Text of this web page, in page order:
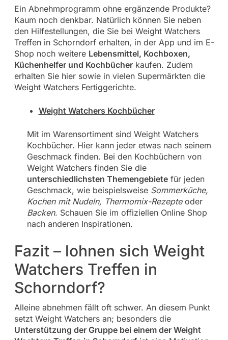
Ein Abnehmprogramm ohne ergänzende Produkte?
Kaum noch denkbar. Natürlich können Sie neben
den Hilfestellungen, die Sie bei Weight Watchers
Treffen in Schorndorf erhalten, in der App und im E-
Shop noch weitere Lebensmittel, Kochboxen,
Küchenhelfer und Kochbücherkaufen. Zudem
erhalten Sie hier sowie in vielen Supermärkten die
Weight Watchers Fertiggerichte.
Weight Watchers Kochbücher
Mit im Warensortiment sind Weight Watchers
Kochbücher. Hier kann jeder etwas nach seinem
Geschmack finden. Bei den Kochbüchern von
Weight Watchers finden Sie die
unterschiedlichsten Themengebietefür jeden
Geschmack, wie beispielsweise Sommerküche,
Kochen mit Nudeln, Thermomix-Rezepteoder
Backen. Schauen Sie im offiziellen Online Shop
nach anderen Inspirationen.
Fazit – lohnen sich Weight
Watchers Treffen in
Schorndorf?
Alleine abnehmen fällt oft schwer. An diesem Punkt
setzt Weight Watchers an; besonders die
Unterstützung der Gruppe bei einem der Weight